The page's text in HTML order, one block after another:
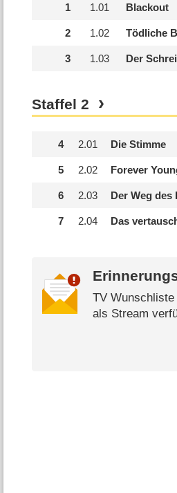
1 1.01 Blackout
2 1.02 Tödliche
3 1.03 Der
Staffel2
4 2.01 Die Stimme
5 2.02 Forever
6 2.03 Der Weg des
7 2.04 Das
TV
als Stream